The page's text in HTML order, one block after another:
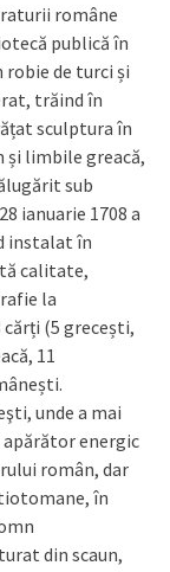
române
publică în
robie de turci și
trăind în
sculptura în
și limbile greacă,
sub
ianuarie 1708 a
instalat în
calitate,
la
(5 grecești,
11
unde a mai
energic
român, dar
în
din scaun,